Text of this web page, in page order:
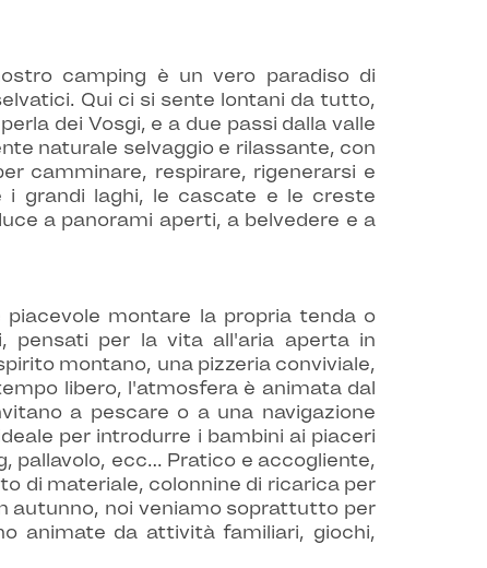
camping è un vero paradiso di
Qui ci si sente lontani da tutto,
dei Vosgi, e a due passi dalla valle
naturale selvaggio e rilassante, con
camminare, respirare, rigenerarsi e
i grandi laghi, le cascate e le creste
a panorami aperti, a belvedere e a
montare la propria tenda o
pensati per la vita all'aria aperta in
montano, una pizzeria conviviale,
libero, l'atmosfera è animata dal
a pescare o a una navigazione
per introdurre i bambini ai piaceri
pallavolo, ecc… Pratico e accogliente,
di materiale, colonnine di ricarica per
autunno, noi veniamo soprattutto per
animate da attività familiari, giochi,